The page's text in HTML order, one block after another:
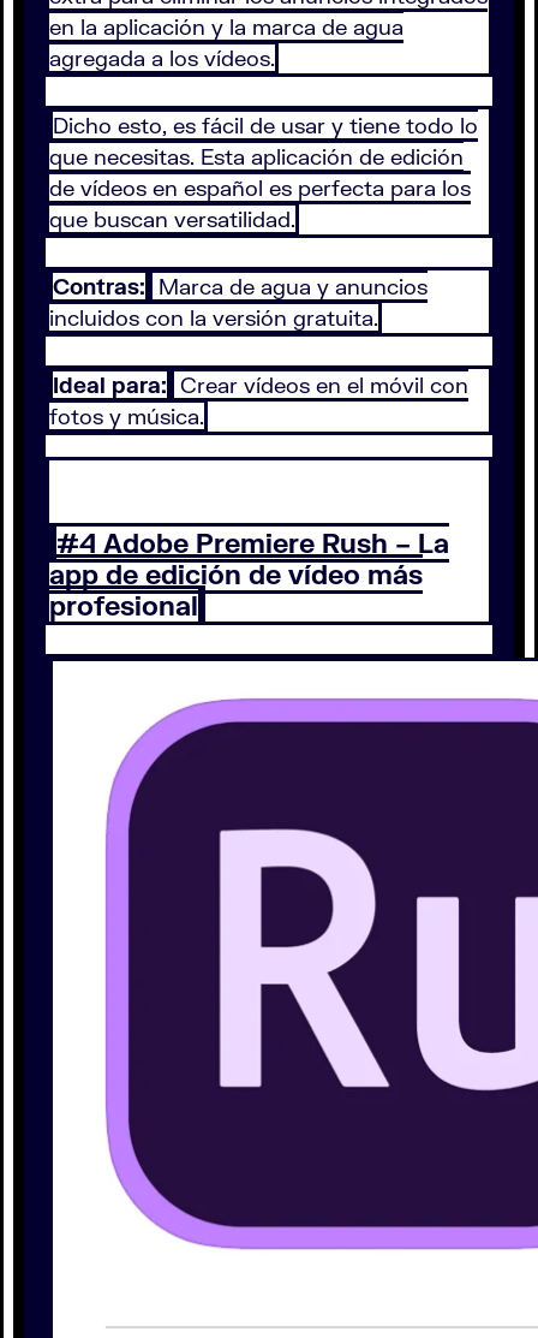
en la aplicación y la marca de agua
agregada a los vídeos.
Dicho esto, es fácil de usar y tiene todo lo
que necesitas. Esta aplicación de edición
de vídeos en español es perfecta para los
que buscan versatilidad.
Contras: Marca de agua y anuncios
incluidos con la versión gratuita.
Ideal para: Crear vídeos en el móvil con
fotos y música.
#4 Adobe Premiere Rush – La
app de edición de vídeo más
profesional